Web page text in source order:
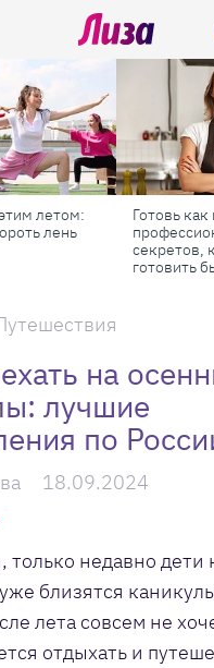
повар: 6
помогут
самые
России в
на
лучшие
по
18.09.2024
только недавно дети
близятся
лета совсем не
отдыхать и